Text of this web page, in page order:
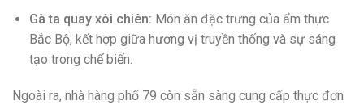
Gà ta quay xôi chiên: Món ăn đặc trưng của ẩm thực
Bắc Bộ, kết hợp giữa hương vị truyền thống và sự sáng
tạo trong chế biến.
Ngoài ra, nhà hàng phố 79 còn sẵn sàng cung cấp thực đơn